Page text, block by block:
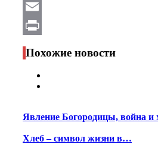
WhatsApp
Email
Print
Похожие новости
Явление Богородицы, война
Хлеб – символ жизни в…